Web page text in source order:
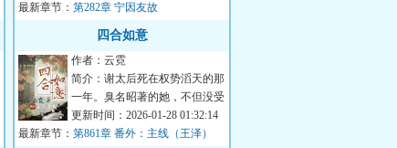
物失落已久的血...
最新章节： 第282章 宁因友故
四合如意
作者：云霓
简介：谢太后死在权势滔天的那
一年。臭名昭著的她，不但没受
到报应，反而穿到六十四年前。
敌人尚未出生，...
更新时间：2026-01-28 01:32:14
最新章节： 第861章 番外：主线（王泽）